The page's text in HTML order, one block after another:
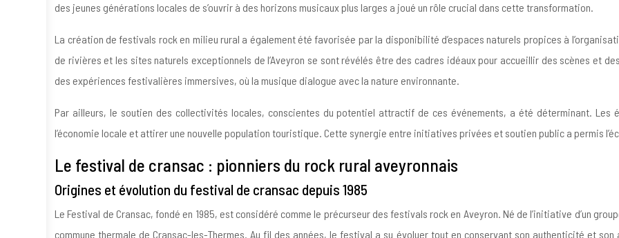
des jeunes générations locales de s’ouvrir à des horizons musicaux plus larges a joué un rôle crucial dans cette transformation.
La création de festivals rock en milieu rural a également été favorisée par la disponibilité d’espaces naturels propices à
de rivières et les sites naturels exceptionnels de l’Aveyron se sont révélés être des cadres idéaux pour accueillir des scènes et
des expériences festivalières immersives, où la musique dialogue avec la nature environnante.
Par ailleurs, le soutien des collectivités locales, conscientes du potentiel attractif de ces événements, a été déterminant. Les
l’économie locale et attirer une nouvelle population touristique. Cette synergie entre initiatives privées et soutien public a permis
Le festival de cransac : pionniers du rock rural aveyronnais
Origines et évolution du festival de cransac depuis 1985
Le Festival de Cransac, fondé en 1985, est considéré comme le précurseur des festivals rock en Aveyron. Né de l’initiative d’un
commune thermale de Cransac-les-Thermes. Au fil des années, le festival a su évoluer tout en conservant son authenticité et